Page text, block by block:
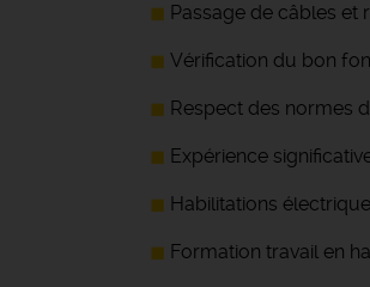
Passage de câbles et
Vérification du bon
Respect des normes
Expérience
Habilitations
Formation travail en